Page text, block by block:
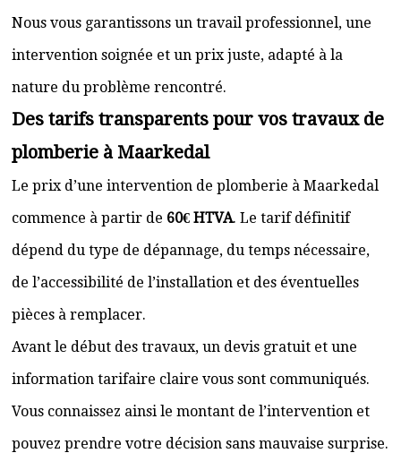
Nous vous garantissons un travail professionnel, une
intervention soignée et un prix juste, adapté à la
nature du problème rencontré.
Des tarifs transparents pour vos travaux de
plomberie à Maarkedal
Le prix d’une intervention de plomberie à Maarkedal
commence à partir de 60€ HTVA. Le tarif définitif
dépend du type de dépannage, du temps nécessaire,
de l’accessibilité de l’installation et des éventuelles
pièces à remplacer.
Avant le début des travaux, un devis gratuit et une
information tarifaire claire vous sont communiqués.
Vous connaissez ainsi le montant de l’intervention et
pouvez prendre votre décision sans mauvaise surprise.